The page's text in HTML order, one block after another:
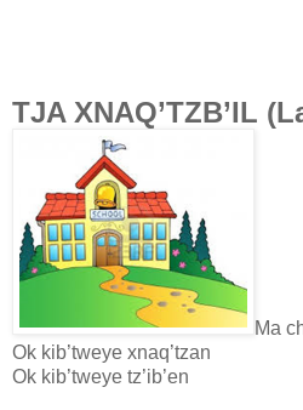
TJA XNAQ’TZB’IL
Ma
Ok kib’tweye xnaq’tzan
Ok kib’tweye tz’ib’en